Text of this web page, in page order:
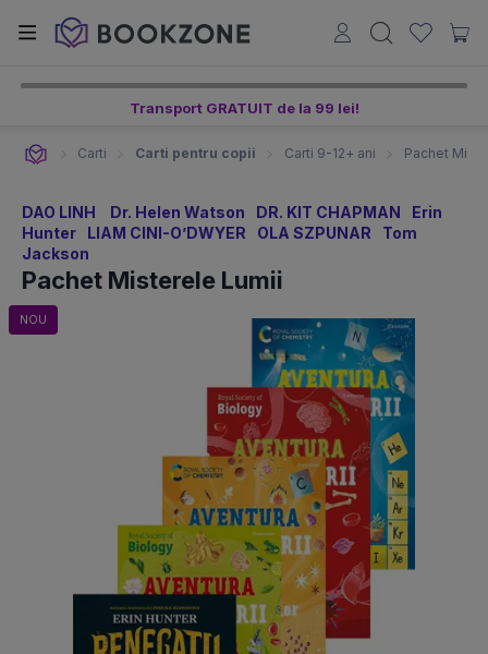
Transport GRATUIT de la 99 lei!
Carti Carti pentru copii Carti 9-12+ ani Pachet
DAO LINH Dr. Helen Watson DR. KIT CHAPMAN
Erin
Hunter
LIAM CINI-O’DWYER OLA SZPUNAR
Tom
Jackson
Pachet Misterele Lumii
NOU